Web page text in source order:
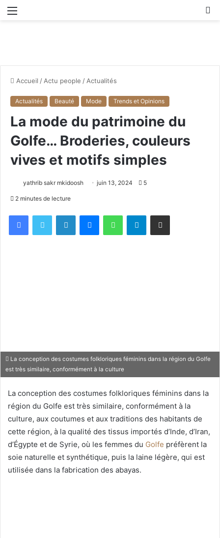
Accueil /Actu people /Actualités
Actualités Beauté Mode Trends et Opinions
La mode du patrimoine du
Golfe… Broderies, couleurs
vives et motifs simples
yathrib sakr mkidoosh juin 13, 2024 5
2 minutes de lecture
Telegram
La conception des costumes folkloriques féminins dans la région du Golfe
est très similaire, conformément à la culture
La conception des costumes folkloriques féminins dans la
région du Golfe est très similaire, conformément à la
culture, aux coutumes et aux traditions des habitants de
cette région, à la qualité des tissus importés d’Inde, d’Iran,
d’Égypte et de Syrie, où les femmes du Golfe préfèrent la
soie naturelle et synthétique, puis la laine légère, qui est
utilisée dans la fabrication des abayas.